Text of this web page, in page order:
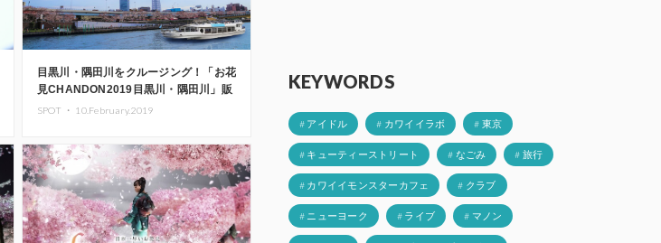
目黒川・隅田川をクルージング！「お花
見CHANDON2019目黒川・隅田川」販
売
SPOT ・ 10.February.2019
KEYWORDS
# アイドル # カワイイラボ # 東京
# キューティーストリート # なごみ # 旅行
# カワイイモンスターカフェ # クラブ
# ニューヨーク # ライブ # マノン